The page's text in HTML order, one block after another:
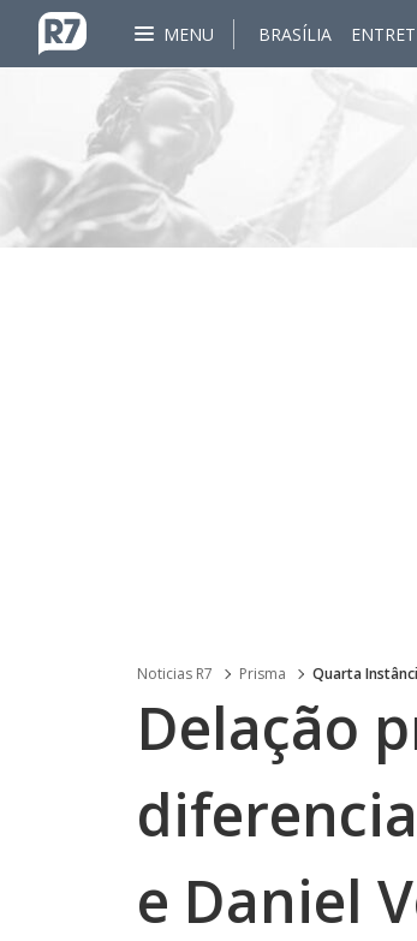
MENU BRASÍLIA
Noticias R7 Prisma Quarta
Delação
e Daniel